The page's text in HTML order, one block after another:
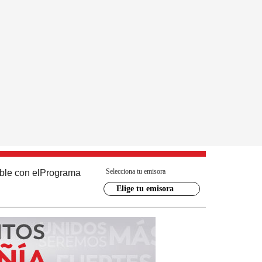
con el Programa Selecciona tu emisora
Elige tu emisora